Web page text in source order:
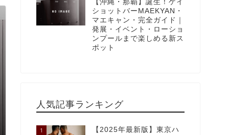
【沖縄・那覇】誕生！ゲイ
ショットバーMAEKYAN・
マエキャン・完全ガイド｜
発展・イベント・ローショ
ンプールまで楽しめる新ス
ポット
人気記事ランキング
1
【2025年最新版】東京ハ